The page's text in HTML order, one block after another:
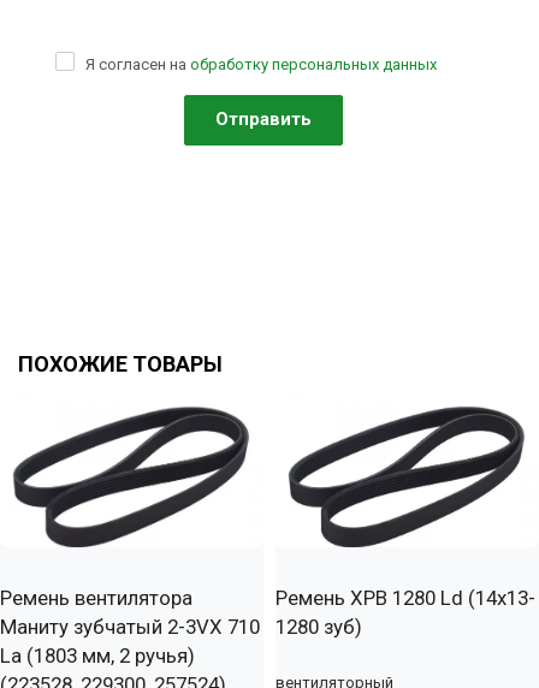
Я согласен на обработку персональных данных
ПОХОЖИЕ ТОВАРЫ
Ремень вентилятора
Маниту зубчатый 2-3VX 710
La (1803 мм, 2 ручья)
Ремень XPB 1280 Ld (14х13-
1280 зуб)
вентиляторный